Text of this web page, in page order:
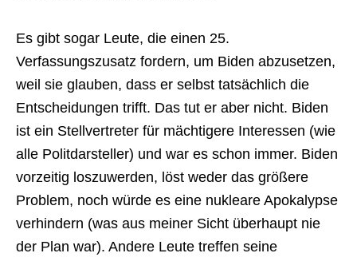
Es gibt sogar Leute, die einen 25.
Verfassungszusatz fordern, um Biden abzusetzen,
weil sie glauben, dass er selbst tatsächlich die
Entscheidungen trifft. Das tut er aber nicht. Biden
ist ein Stellvertreter für mächtigere Interessen (wie
alle Politdarsteller) und war es schon immer. Biden
vorzeitig loszuwerden, löst weder das größere
Problem, noch würde es eine nukleare Apokalypse
verhindern (was aus meiner Sicht überhaupt nie
der Plan war). Andere Leute treffen seine